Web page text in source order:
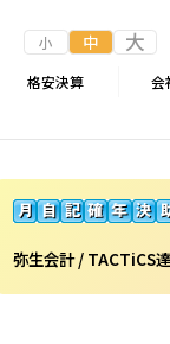
小 中 大
格安決算 会
弥生会計 / TACTiCS